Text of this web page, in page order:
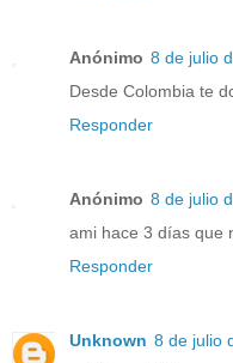
Anónimo 8 de julio
Desde Colombia te
Responder
Anónimo 8 de julio
ami hace 3 días que
Responder
Unknown 8 de julio